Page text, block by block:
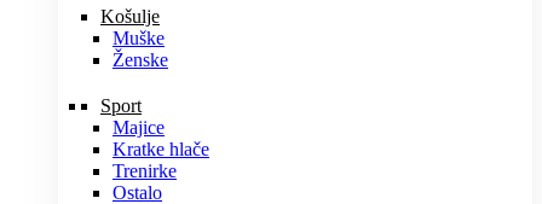
Košulje
Muške
Ženske
Sport
Majice
Kratke hlače
Trenirke
Ostalo